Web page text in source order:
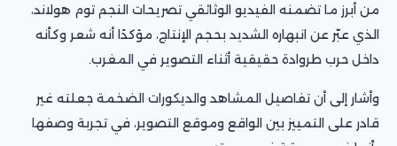
من أبرز ما تضمنه الفيديو الوثائقي تصريحات النجم توم هولاند،
الذي عبّر عن انبهاره الشديد بحجم الإنتاج، مؤكدًا أنه شعر وكأنه
داخل حرب طروادة حقيقية أثناء التصوير في المغرب.
وأشار إلى أن تفاصيل المشاهد والديكورات الضخمة جعلته غير
قادر على التمييز بين الواقع وموقع التصوير، في تجربة وصفها